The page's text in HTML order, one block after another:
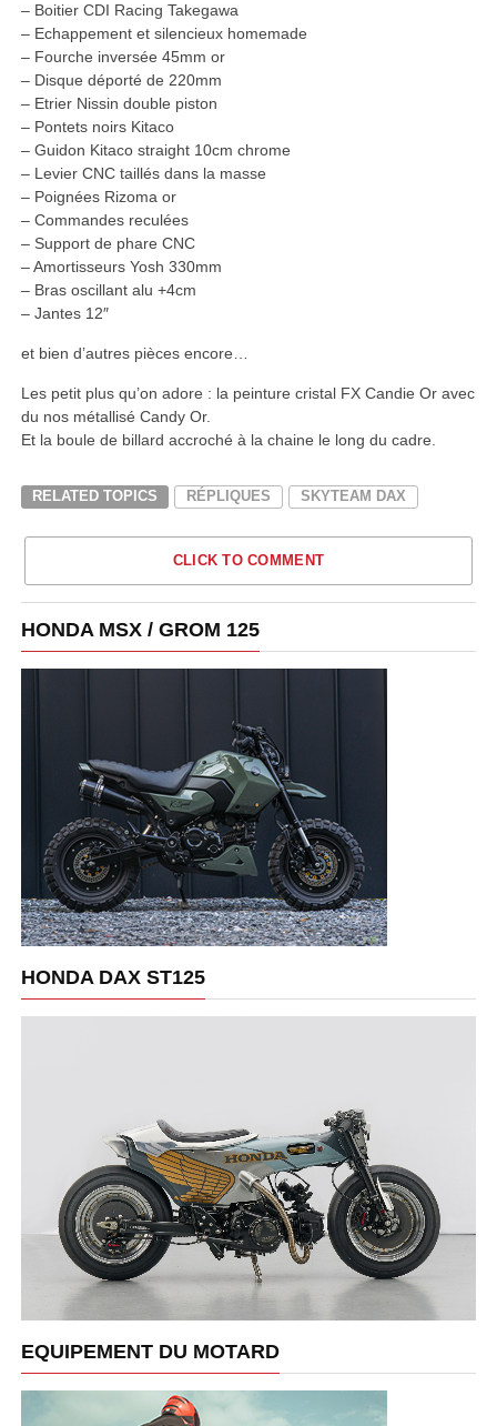
– Boitier CDI Racing Takegawa
– Echappement et silencieux homemade
– Fourche inversée 45mm or
– Disque déporté de 220mm
– Etrier Nissin double piston
– Pontets noirs Kitaco
– Guidon Kitaco straight 10cm chrome
– Levier CNC taillés dans la masse
– Poignées Rizoma or
– Commandes reculées
– Support de phare CNC
– Amortisseurs Yosh 330mm
– Bras oscillant alu +4cm
– Jantes 12″
et bien d’autres pièces encore…
Les petit plus qu’on adore : la peinture cristal FX Candie Or avec
du nos métallisé Candy Or.
Et la boule de billard accroché à la chaine le long du cadre.
RELATED TOPICS RÉPLIQUES SKYTEAM DAX
CLICK TO COMMENT
HONDA MSX / GROM 125
HONDA DAX ST125
EQUIPEMENT DU MOTARD